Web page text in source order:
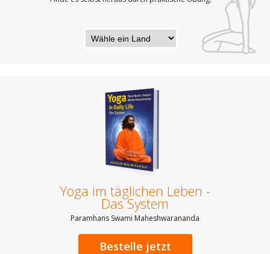
Yoga im täglichen Leben -
Das System
Paramhans Swami Maheshwarananda
Bestelle jetzt